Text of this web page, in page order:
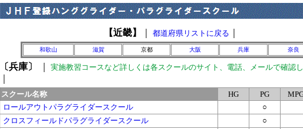
【近畿】 都道府県リストに戻る
和歌山 滋賀 京都 大阪 兵庫 奈良
〔兵庫〕 実施教習コースなど詳しくは各スクールのサイト、電話、メールで確認
スクール名称 HG PG
ロールアウトパラグライダースクール
○
クロスフィールドパラグライダースクール
○